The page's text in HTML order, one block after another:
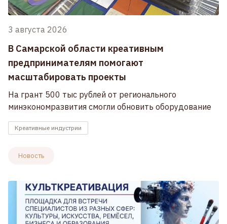
3 августа 2026
В Самарской области креативным
предпринимателям помогают
масштабировать проекты
На грант 500 тыс рублей от регионального
минэкономразвития смогли обновить оборудование
Креативные индустрии
Новость